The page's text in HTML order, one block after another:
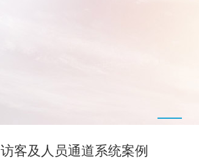
访客及人员通道系统案例